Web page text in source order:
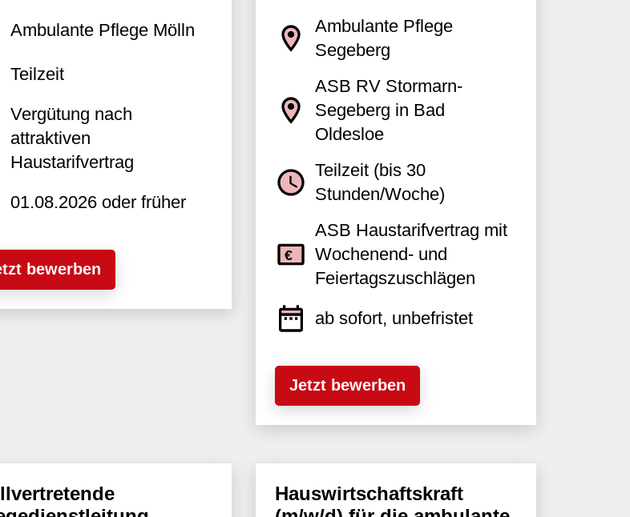
Ambulante Pflege Mölln
Teilzeit
Vergütung nach
attraktiven
Haustarifvertrag
01.08.2026 oder früher
bewerben
Ambulante Pflege
Segeberg
ASB RV Stormarn-
Segeberg in Bad
Oldesloe
Teilzeit (bis 30
Stunden/Woche)
ASB Haustarifvertrag mit
Wochenend- und
Feiertagszuschlägen
ab sofort, unbefristet
Jetzt bewerben
Hauswirtschaftskraft